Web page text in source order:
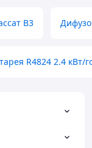
B3
R4824 2.4 кВт/